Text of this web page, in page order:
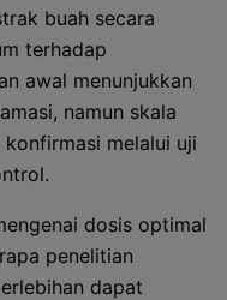
buah secara
terhadap
awal menunjukkan
namun skala
melalui uji
dosis optimal
penelitian
dapat